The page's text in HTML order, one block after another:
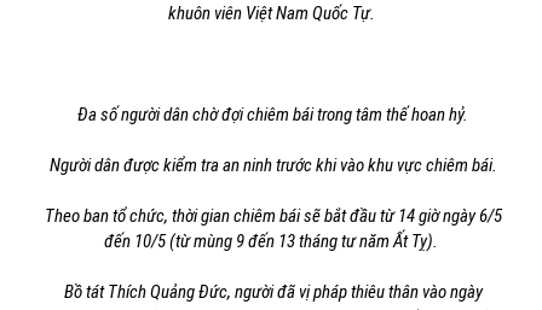
khuôn viên Việt Nam Quốc Tự.
Đa số người dân chờ đợi chiêm bái trong tâm thế hoan hỷ.
Người dân được kiểm tra an ninh trước khi vào khu vực chiêm bái.
Theo ban tổ chức, thời gian chiêm bái sẽ bắt đầu từ 14 giờ ngày 6/5
đến 10/5 (từ mùng 9 đến 13 tháng tư năm Ất Tỵ).
Bồ tát Thích Quảng Đức, người đã vị pháp thiêu thân vào ngày